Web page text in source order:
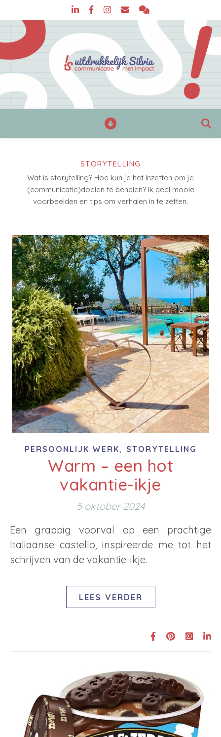
STORYTELLING
Wat is storytelling? Hoe kun je het inzetten om je
(communicatie)doelen te behalen? Ik deel mooie
voorbeelden en tips om verhalen in te zetten.
PERSOONLIJK WERK, STORYTELLING
Warm – een hot
vakantie-ikje
5 oktober 2024
Een grappig voorval op een prachtige
Italiaanse castello, inspireerde me tot het
schrijven van de vakantie-ikje.
LEES VERDER